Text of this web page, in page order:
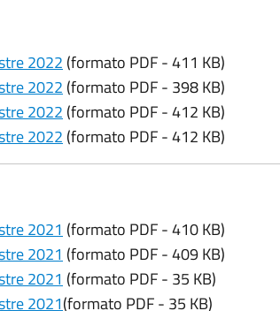
2022(formato PDF - 411 KB)
2022(formato PDF - 398 KB)
2022(formato PDF - 412 KB)
2022(formato PDF - 412 KB)
2021(formato PDF - 410 KB)
2021(formato PDF - 409 KB)
2021(formato PDF - 35 KB)
2021(formato PDF - 35 KB)